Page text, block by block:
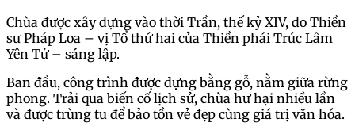
Chùa được xây dựng vào thời Trần, thế kỷ XIV, do Thiền
sư Pháp Loa – vị Tổ thứ hai của Thiền phái Trúc Lâm
Yên Tử – sáng lập.
Ban đầu, công trình được dựng bằng gỗ, nằm giữa rừng
phong. Trải qua biến cố lịch sử, chùa hư hại nhiều lần
và được trùng tu để bảo tồn vẻ đẹp cùng giá trị văn hóa.